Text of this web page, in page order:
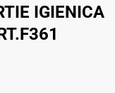
IGIENICA